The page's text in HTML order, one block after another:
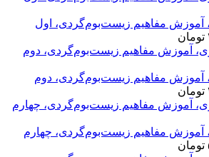
آموزش مفاهیم زیست‌بوم‌گردی، اول
تومان
آموزش مفاهیم زیست‌بوم‌گردی، دوم
تومان
مفاهیم زیست‌بوم‌گردی، چهارم
تومان